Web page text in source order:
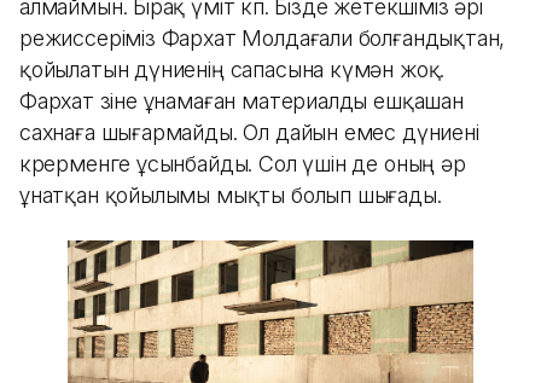
алмаймын. Бірақ үміт көп. Бізде жетекшіміз әрі
режиссеріміз Фархат Молдағали болғандықтан,
қойылатын дүниенің сапасына күмән жоқ.
Фархат өзіне ұнамаған материалды ешқашан
сахнаға шығармайды. Ол дайын емес дүниені
көрерменге ұсынбайды. Сол үшін де оның әр
ұнатқан қойылымы мықты болып шығады.